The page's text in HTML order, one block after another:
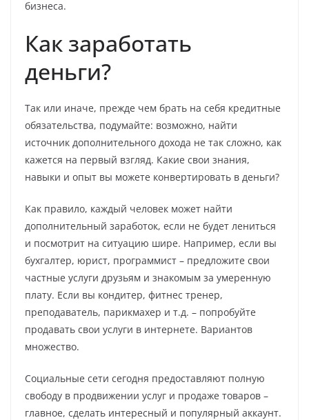
бизнеса.
Как заработать
деньги?
Так или иначе, прежде чем брать на себя кредитные
обязательства, подумайте: возможно, найти
источник дополнительного дохода не так сложно, как
кажется на первый взгляд. Какие свои знания,
навыки и опыт вы можете конвертировать в деньги?
Как правило, каждый человек может найти
дополнительный заработок, если не будет лениться
и посмотрит на ситуацию шире. Например, если вы
бухгалтер, юрист, программист – предложите свои
частные услуги друзьям и знакомым за умеренную
плату. Если вы кондитер, фитнес тренер,
преподаватель, парикмахер и т.д. – попробуйте
продавать свои услуги в интернете. Вариантов
множество.
Социальные сети сегодня предоставляют полную
свободу в продвижении услуг и продаже товаров –
главное, сделать интересный и популярный аккаунт.